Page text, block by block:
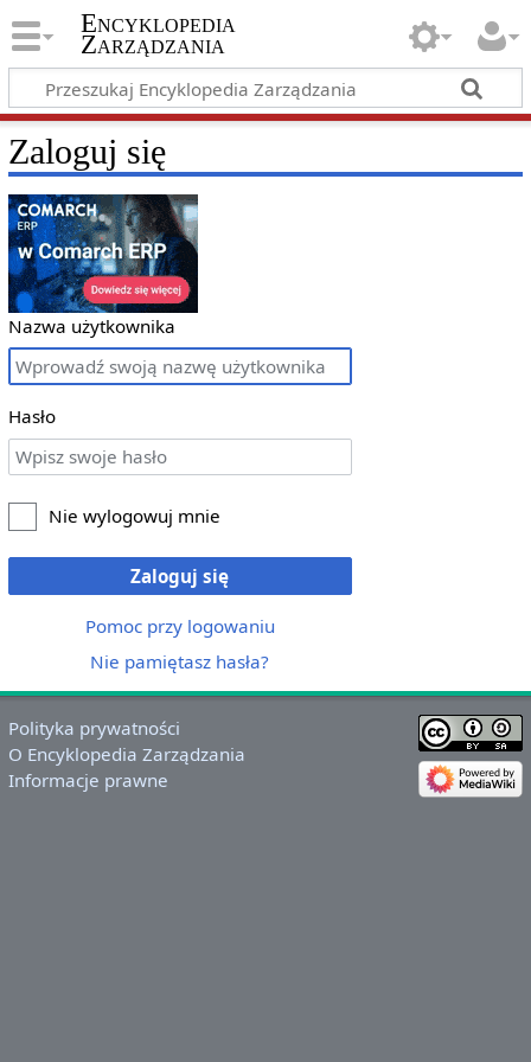
Encyklopedia
Zarządzania
Zaloguj się
Nazwa użytkownika
Hasło
Nie wylogowuj mnie
Zaloguj się
Pomoc przy logowaniu
Nie pamiętasz hasła?
Polityka prywatności
O Encyklopedia Zarządzania
Informacje prawne